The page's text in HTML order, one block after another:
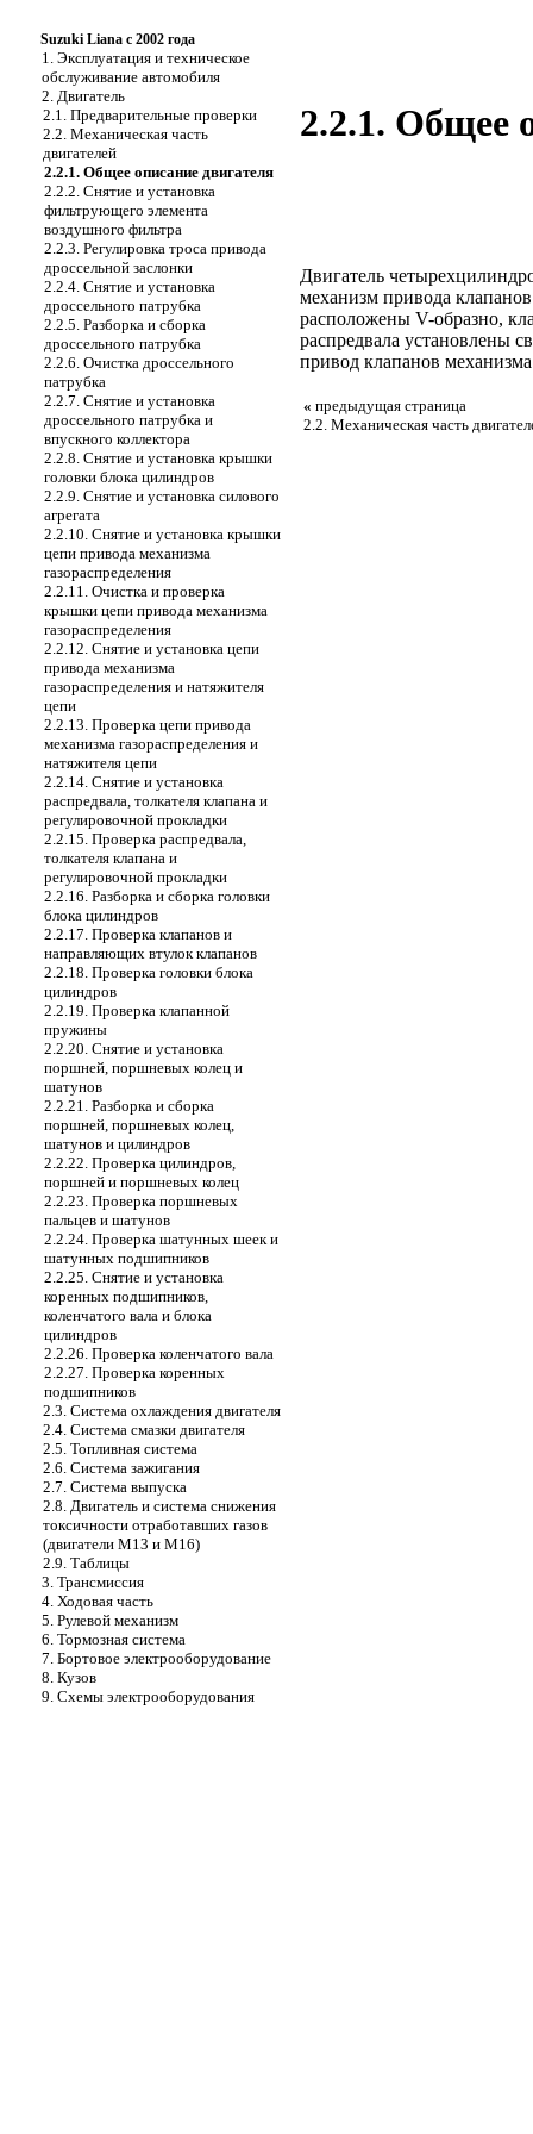
Suzuki Liana с 2002 года
1. Эксплуатация и техническое
обслуживание автомобиля
2. Двигатель
2.1. Предварительные проверки
2.2. Механическая часть
двигателей
2.2.1. Общее описание двигателя
2.2.2. Снятие и установка
фильтрующего элемента
воздушного фильтра
2.2.3. Регулировка троса привода
дроссельной заслонки
2.2.4. Снятие и установка
дроссельного патрубка
2.2.5. Разборка и сборка
дроссельного патрубка
2.2.6. Очистка дроссельного
патрубка
2.2.7. Снятие и установка
дроссельного патрубка и
впускного коллектора
2.2.8. Снятие и установка крышки
головки блока цилиндров
2.2.9. Снятие и установка силового
агрегата
2.2.10. Снятие и установка крышки
цепи привода механизма
газораспределения
2.2.11. Очистка и проверка
крышки цепи привода механизма
газораспределения
2.2.12. Снятие и установка цепи
привода механизма
газораспределения и натяжителя
цепи
2.2.13. Проверка цепи привода
механизма газораспределения и
натяжителя цепи
2.2.14. Снятие и установка
распредвала, толкателя клапана и
регулировочной прокладки
2.2.15. Проверка распредвала,
толкателя клапана и
регулировочной прокладки
2.2.16. Разборка и сборка головки
блока цилиндров
2.2.17. Проверка клапанов и
направляющих втулок клапанов
2.2.18. Проверка головки блока
цилиндров
2.2.19. Проверка клапанной
пружины
2.2.20. Снятие и установка
поршней, поршневых колец и
шатунов
2.2.21. Разборка и сборка
поршней, поршневых колец,
шатунов и цилиндров
2.2.22. Проверка цилиндров,
поршней и поршневых колец
2.2.23. Проверка поршневых
пальцев и шатунов
2.2.24. Проверка шатунных шеек и
шатунных подшипников
2.2.25. Снятие и установка
коренных подшипников,
коленчатого вала и блока
цилиндров
2.2.26. Проверка коленчатого вала
2.2.27. Проверка коренных
подшипников
2.3. Система охлаждения двигателя
2.4. Система смазки двигателя
2.5. Топливная система
2.6. Система зажигания
2.7. Система выпуска
2.8. Двигатель и система снижения
токсичности отработавших газов
(двигатели М13 и М16)
2.9. Таблицы
3. Трансмиссия
4. Ходовая часть
5. Рулевой механизм
6. Тормозная система
7. Бортовое электрооборудование
8. Кузов
9. Схемы электрооборудования
2.2.1. Общее
Двигатель
механизм привода
расположены V-образно,
распредвала установлены
привод клапанов механизма
« предыдущая страница
2.2. Механическая часть